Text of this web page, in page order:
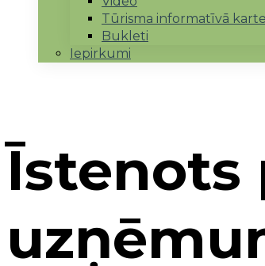
Tūrisma informatīvā karte
Bukleti
Iepirkumi
Īstenots